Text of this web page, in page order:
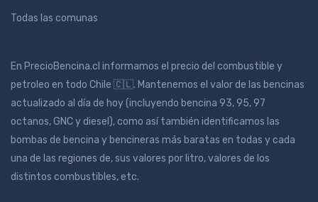
Todas las comunas
En PrecioBencina.cl informamos el precio del combustible y
petroleo en todo Chile 🇨🇱. Mantenemos el valor de las bencinas
actualizado al día de hoy (incluyendo bencina 93, 95, 97
octanos, GNC y diesel), como así también identificamos las
bombas de bencina y bencineras más baratas en todas y cada
una de las regiones de, sus valores por litro, valores de los
distintos combustibles, etc.